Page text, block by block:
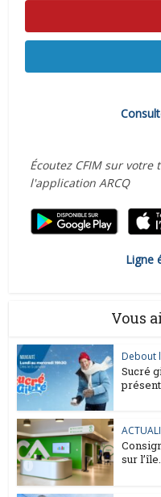
Écoutez CFIM sur
l'application ARCQ
Ligne
Vous
Debout
Sucré
sur